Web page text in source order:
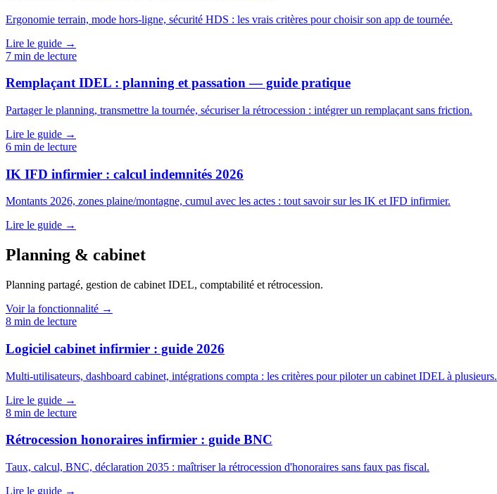
Ergonomie terrain, mode hors-ligne, sécurité HDS : les vrais critères pour choisir son app de tournée.
Lire le guide →
7 min de lecture
Remplaçant IDEL : planning et passation — guide pratique
Partager le planning, transmettre la tournée, sécuriser la rétrocession : intégrer un remplaçant sans friction.
Lire le guide →
6 min de lecture
IK IFD infirmier : calcul indemnités 2026
Montants 2026, zones plaine/montagne, cumul avec les actes : tout savoir sur les IK et IFD infirmier.
Lire le guide →
Planning & cabinet
Planning partagé, gestion de cabinet IDEL, comptabilité et rétrocession.
Voir la fonctionnalité →
8 min de lecture
Logiciel cabinet infirmier : guide 2026
Multi-utilisateurs, dashboard cabinet, intégrations compta : les critères pour piloter un cabinet IDEL à plusieurs.
Lire le guide →
8 min de lecture
Rétrocession honoraires infirmier : guide BNC
Taux, calcul, BNC, déclaration 2035 : maîtriser la rétrocession d'honoraires sans faux pas fiscal.
Lire le guide →